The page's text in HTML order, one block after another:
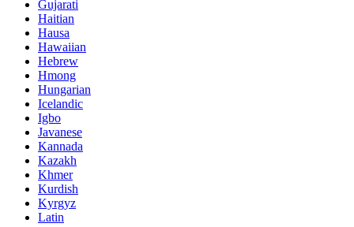
Gujarati
Haitian
Hausa
Hawaiian
Hebrew
Hmong
Hungarian
Icelandic
Igbo
Javanese
Kannada
Kazakh
Khmer
Kurdish
Kyrgyz
Latin